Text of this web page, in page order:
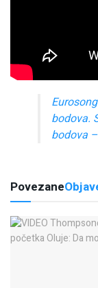
bodova.
bodova
Povezane